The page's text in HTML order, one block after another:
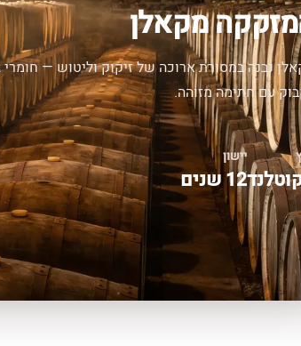
מקאלן
נבנה במסורת ארוכה של זיקוק וליטוש — חומרי
עם חתימה מזוהה.
יישון
12 שנים